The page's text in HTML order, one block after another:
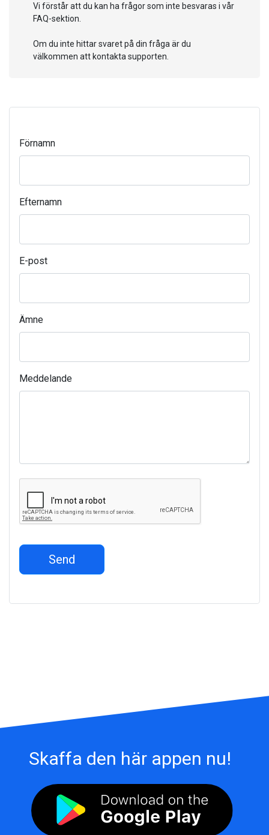
Vi förstår att du kan ha frågor som inte besvaras i vår
FAQ-sektion.
Om du inte hittar svaret på din fråga är du
välkommen att kontakta supporten.
Förnamn
Efternamn
E-post
Ämne
Meddelande
Send
Skaffa den här appen nu!